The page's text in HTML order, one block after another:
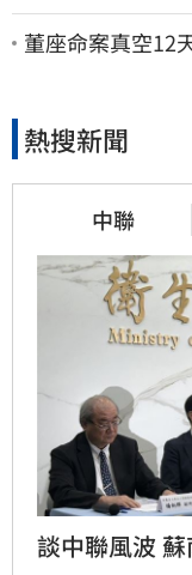
灣又更近一點
董座命案真空12
熱搜新聞
中聯
談中聯風波